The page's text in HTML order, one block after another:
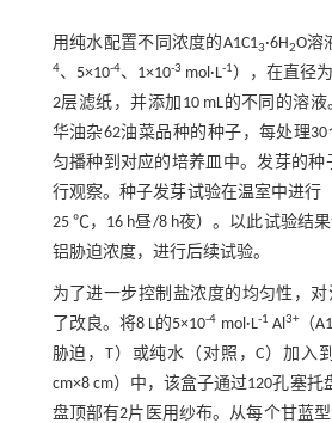
用纯水配置不同浓度的A1C13·6H2O溶
4、5×10-4、1×10-3 mol·L-1 ），在直径
2层滤纸，并添加10 mL的不同的溶
华油杂62油菜品种的种子，每处理
匀播种到对应的培养皿中。发芽的种
行观察。种子发芽试验在温室中进行
25 ℃，16 h昼/8 h夜）。以此试验结
铝胁迫浓度，进行后续试验。
为了进一步控制盐浓度的均匀性，
了改良。将8 L的5×10-4 mol·L-1 Al 3+（
胁迫，T）或纯水（对照，C）加入
cm×8 cm）中，该盒子通过120孔塞托
盘顶部有2片医用纱布。从每个甘蓝